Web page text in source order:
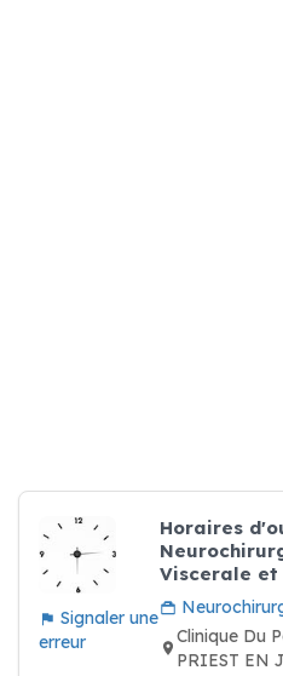
Signaler une
erreur
Horaires
Viscerale et
Clinique Du
PRIEST EN